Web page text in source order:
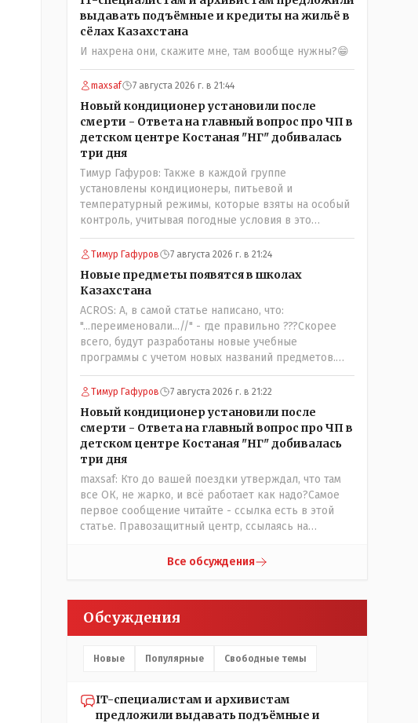
выдавать подъёмные и кредиты на жильё в
сёлах Казахстана
И нахрена они, скажите мне, там вообще нужны?😁
maxsaf 7 августа 2026 г. в 21:44
Новый кондиционер установили после
смерти - Ответа на главный вопрос про ЧП в
детском центре Костаная "НГ" добивалась
три дня
Тимур Гафуров: Также в каждой группе
установлены кондиционеры, питьевой и
температурный режимы, которые взяты на особый
контроль, учитывая погодные условия в это
лето.Мы решили. что это - противоречие. Вы
считаете иначе?Ну тут противоречия нет. Этот
трагедии, то есть 29 июля, когда спешно
установили и воду, и новые кондиционеры, и
впервые поставили температурный режим на
контроль. То есть первая часть - информация до
трагедии, вторая часть - информация после
трагедии, когда все уже было исправлено.
Тимур Гафуров 7 августа 2026 г. в 21:24
Новые предметы появятся в школах
Казахстана
ACROS: А, в самой статье написано, что:
"...переименовали...//" - где правильно ???Скорее
всего, будут разработаны новые учебные
программы с учетом новых названий предметов.
Так что предметы - новые. Хоть и
переименованные)
Тимур Гафуров 7 августа 2026 г. в 21:22
Новый кондиционер установили после
смерти - Ответа на главный вопрос про ЧП в
детском центре Костаная "НГ" добивалась
три дня
maxsaf: Кто до вашей поездки утверждал, что там
все ОК, не жарко, и всё работает как надо?Самое
первое сообщение читайте - ссылка есть в этой
статье. Правозащитный центр, ссылаясь на
чате, которые прислали ему в виде
времени их установили только в помещениях,
предназначенных для административно-
управленческого персонала. И Также в каждой
группе установлены кондиционеры, питьевой и
контроль, учитывая погодные условия в это лето.
Мы решили. что это - противоречие. Вы считаете
Все обсуждения
Обсуждения
Новые Популярные Свободные темы
IT-специалистам и архивистам
предложили выдавать подъёмные и